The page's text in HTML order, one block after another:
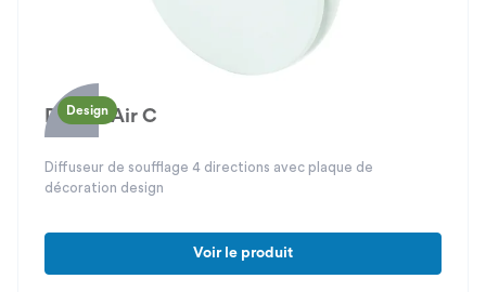
Design
Design'Air C
Diffuseur de soufflage 4 directions avec plaque de
décoration design
Voir le produit